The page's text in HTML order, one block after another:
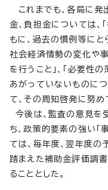
これまでも、各局に発
金、負担金については、
もに、過去の慣例等にと
社会経済情勢の変化や
を行うこと」、「必要性
あがっていないものにつ
て、その周知啓発に努め
今後は、監査の意見を
ち、政策的要素の強い「
ては、毎年度、翌年度の
踏まえた補助金評価調
ることとした。